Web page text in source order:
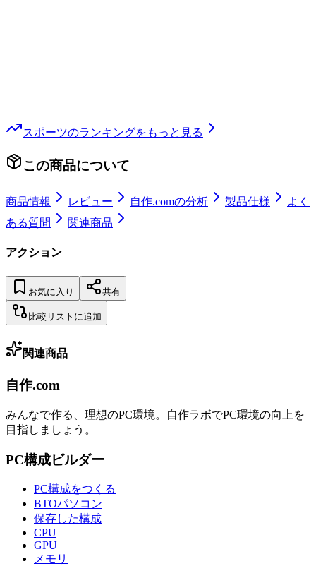
スポーツのランキングをもっと見る
この商品について
商品情報 レビュー 自作.comの分析 製品仕様
よく
ある質問
関連商品
アクション
お気に入り 共有
比較リストに追加
関連商品
自作.com
みんなで作る、理想のPC環境。 自作ラボでPC環境の向上を
目指しましょう。
PC構成ビルダー
PC構成をつくる
BTOパソコン
保存した構成
CPU
GPU
メモリ